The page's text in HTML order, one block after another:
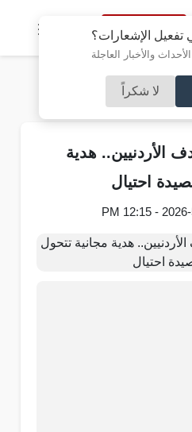
تفعيل الإشعارات؟
والأخبار العاجلة
لا شكراً
النسخة الكاملة
الأردنيين.. هدية
احتيال